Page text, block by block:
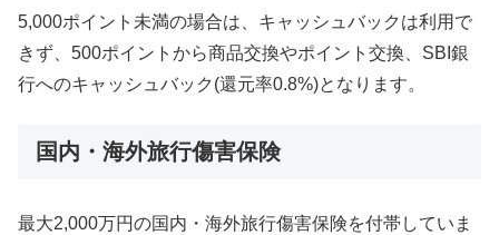
5,000ポイント未満の場合は、キャッシュバックは利用で
きず、500ポイントから商品交換やポイント交換、SBI銀
行へのキャッシュバック(還元率0.8%)となります。
国内・海外旅行傷害保険
最大2,000万円の国内・海外旅行傷害保険を付帯していま